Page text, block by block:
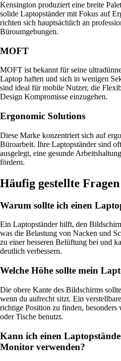
Kensington produziert eine breite
solide Laptopständer mit Fokus auf
richten sich hauptsächlich an
Büroumgebungen.
MOFT
MOFT ist bekannt für seine
Laptop haften und sich in wenigen
sind ideal für mobile Nutzer, die
Design Kompromisse einzugehen.
Ergonomic Solutions
Diese Marke konzentriert sich auf
Büroarbeit. Ihre Laptopständer sind
ausgelegt, eine gesunde
fördern.
Häufig gestellte Fragen
Warum sollte ich einen
Ein Laptopständer hilft, den
was die Belastung von Nacken und
zu einer besseren Belüftung bei und
deutlich verbessern.
Welche Höhe sollte mein
Die obere Kante des Bildschirms
wenn du aufrecht sitzt. Ein
richtige Position zu finden, besonders
oder Tische benutzt.
Kann ich einen
Monitor verwenden?